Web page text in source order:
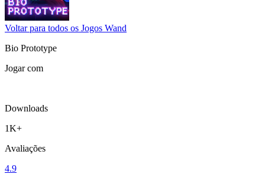
Voltar para todos os Jogos Wand
Bio Prototype
Jogar com
Downloads
1K+
Avaliações
4.9